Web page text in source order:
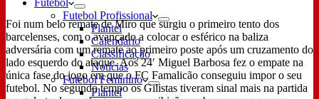
Futebol
Futebol Profissional
Plantel
Calendário
Classificação
Notícias
Futebol Feminino
Plantel
Foi num belo remate de Miro que surgiu o primeiro tento dos
barcelenses, com o avançado a colocar o esférico na baliza
adversária com um remate ao primeiro poste após um cruzamento do
lado esquerdo do ataque. Aos 24′ Miguel Barbosa fez o empate na
única fase do jogo em que o FC Famalicão conseguiu impor o seu
futebol. No segundo tempo os Gilistas tiveram sinal mais na partida